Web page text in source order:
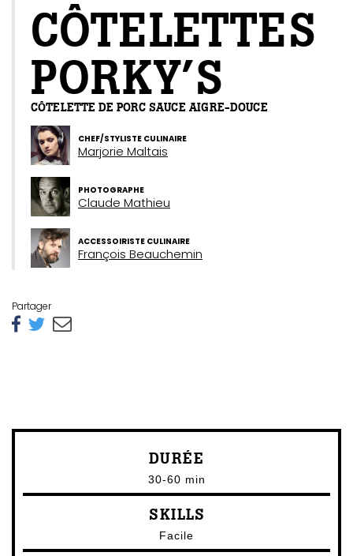
CÔTELETTES
PORKY’S
CÔTELETTE DE PORC SAUCE AIGRE-DOUCE
CHEF/STYLISTE CULINAIRE
Marjorie Maltais
PHOTOGRAPHE
Claude Mathieu
ACCESSOIRISTE CULINAIRE
François Beauchemin
Partager
DURÉE
30-60 min
SKILLS
Facile